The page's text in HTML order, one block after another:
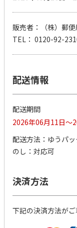
【グリーティング切
円…
4.8（11）
5,500円
販売者：（株）郵
TEL： 0120-92-
配送情報
配送期間
2026年06月11日～
配送方法
ゆうパッ
のし
対応可
決済方法
下記の決済方法がご